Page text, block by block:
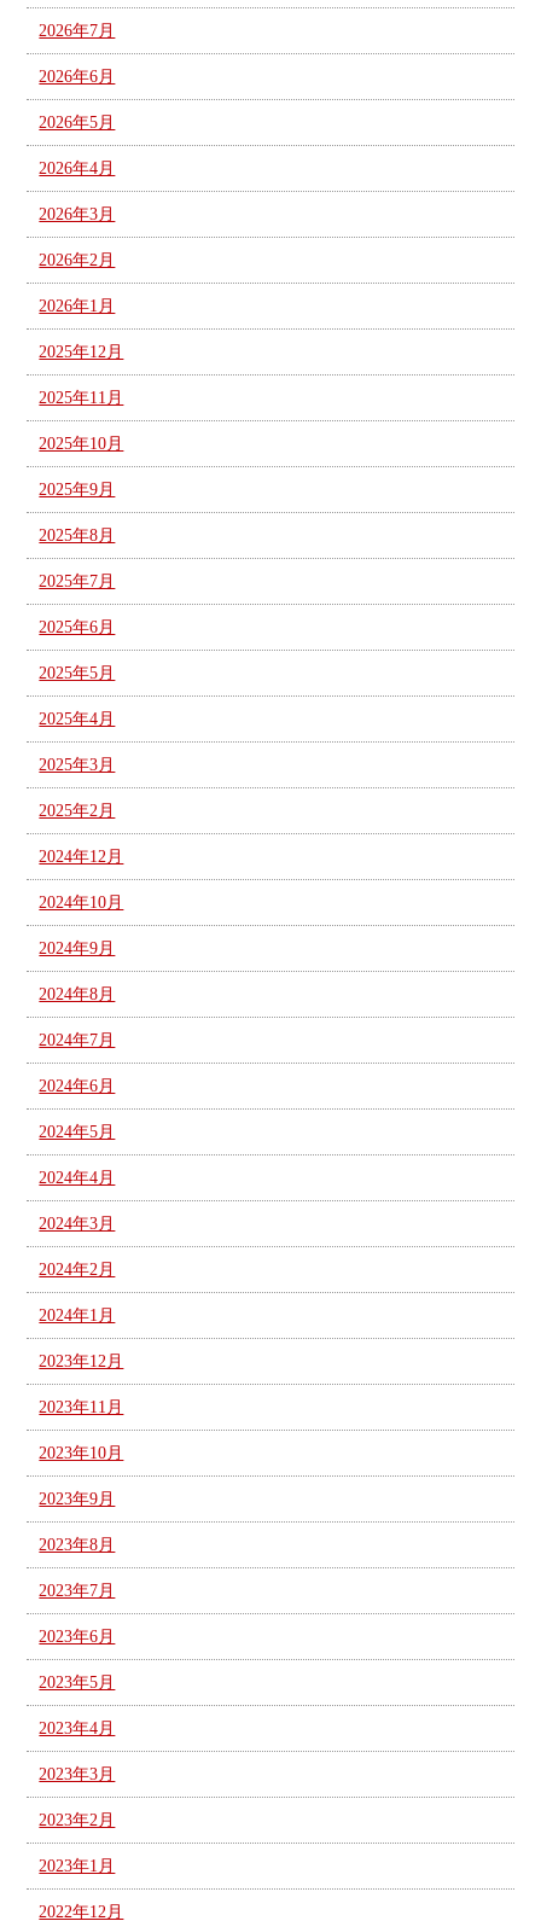
2026年7月
2026年6月
2026年5月
2026年4月
2026年3月
2026年2月
2026年1月
2025年12月
2025年11月
2025年10月
2025年9月
2025年8月
2025年7月
2025年6月
2025年5月
2025年4月
2025年3月
2025年2月
2024年12月
2024年10月
2024年9月
2024年8月
2024年7月
2024年6月
2024年5月
2024年4月
2024年3月
2024年2月
2024年1月
2023年12月
2023年11月
2023年10月
2023年9月
2023年8月
2023年7月
2023年6月
2023年5月
2023年4月
2023年3月
2023年2月
2023年1月
2022年12月